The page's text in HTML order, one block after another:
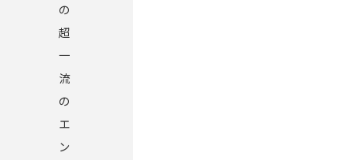
の
超
一
流
の
エ
ン